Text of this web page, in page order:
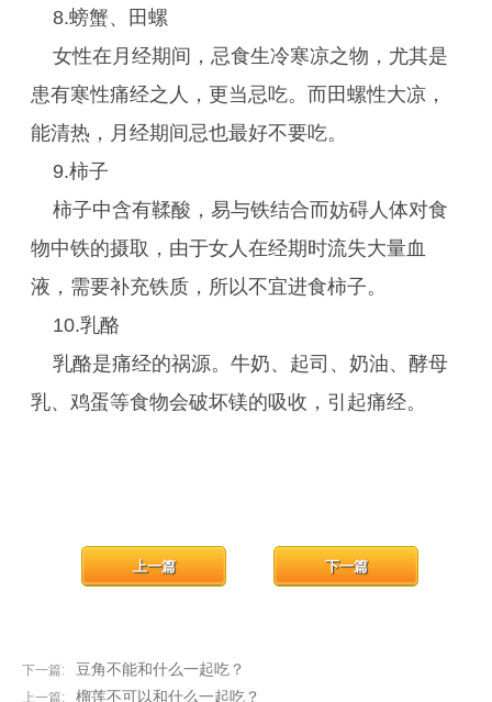
8.螃蟹、田螺
女性在月经期间，忌食生冷寒凉之物，尤其是
患有寒性痛经之人，更当忌吃。而田螺性大凉，
能清热，月经期间忌也最好不要吃。
9.柿子
柿子中含有鞣酸，易与铁结合而妨碍人体对食
物中铁的摄取，由于女人在经期时流失大量血
液，需要补充铁质，所以不宜进食柿子。
10.乳酪
乳酪是痛经的祸源。牛奶、起司、奶油、酵母
乳、鸡蛋等食物会破坏镁的吸收，引起痛经。
下一篇: 豆角不能和什么一起吃？
下一篇
上一篇: 榴莲不可以和什么一起吃？
上一篇